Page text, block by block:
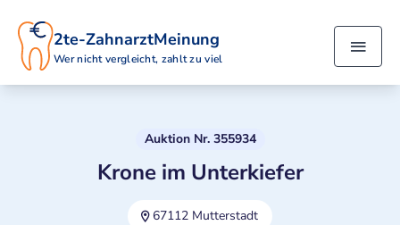
2te-ZahnarztMeinung
Wer nicht vergleicht, zahlt zu viel
Auktion Nr. 355934
Krone im Unterkiefer
67112 Mutterstadt